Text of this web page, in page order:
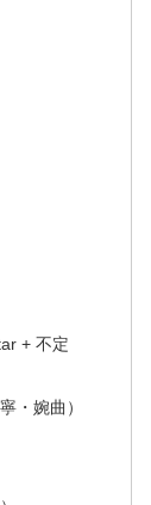
+ 不定
・婉曲）